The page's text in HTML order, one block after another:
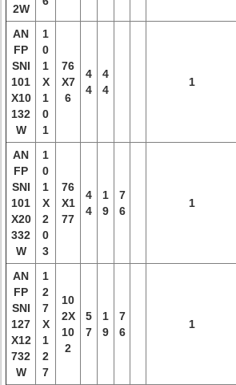
2W
AN
FP
SNI
101
X10
132
W
1
0
1
X
1
0
1
76
X7
6
4
4
4
4
1
AN
FP
SNI
101
X20
332
W
1
0
1
X
2
0
3
76
X1
77
4
4
1
9
7
6
1
AN
FP
SNI
127
X12
732
W
1
2
7
X
1
2
7
10
2X
10
2
5
7
1
9
7
6
1